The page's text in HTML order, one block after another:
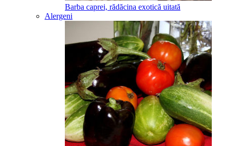
Barba caprei, rădăcina exotică uitată
Alergeni